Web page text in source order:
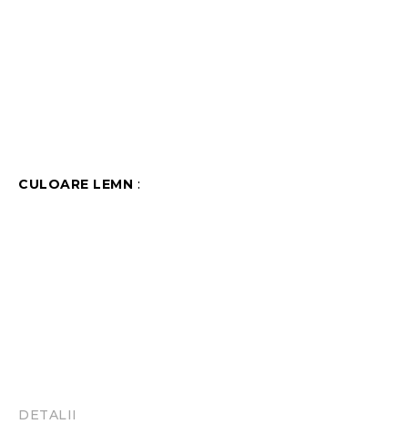
CULOARE LEMN :
DETALII